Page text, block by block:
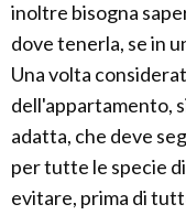
inoltre bisogna
dove tenerla, se in
Una volta
dell'appartamento,
adatta, che deve
per tutte le specie
evitare, prima di